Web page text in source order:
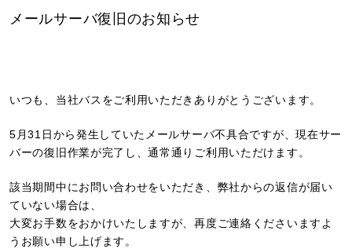
メールサーバ復旧のお知らせ
いつも、当社バスをご利用いただきありがとうございます。
5月31日から発生していたメールサーバ不具合ですが、現在サー
バーの復旧作業が完了し、通常通りご利用いただけます。
該当期間中にお問い合わせをいただき、弊社からの返信が届い
ていない場合は、
大変お手数をおかけいたしますが、再度ご連絡くださいますよ
うお願い申し上げます。